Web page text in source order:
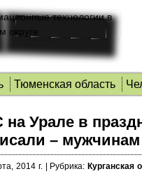
Тюменская область
Урале в
– мужчинам
2014 г.| Рубрика: Курганская